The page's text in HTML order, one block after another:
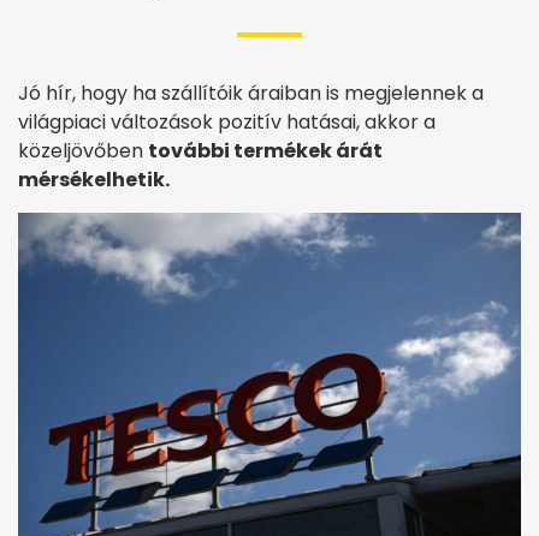
Jó hír, hogy ha szállítóik áraiban is megjelennek a
világpiaci változások pozitív hatásai, akkor a
közeljövőben további termékek árát
mérsékelhetik.